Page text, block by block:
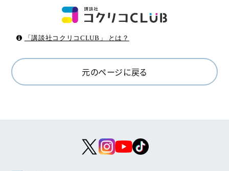
「講談社コクリコCLUB」 とは？
元のページに戻る